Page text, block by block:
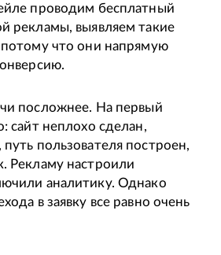
проводим бесплатный
рекламы, выявляем такие
что они напрямую
посложнее. На первый
сайт неплохо сделан,
пользователя построен,
Рекламу настроили
аналитику. Однако
в заявку все равно очень